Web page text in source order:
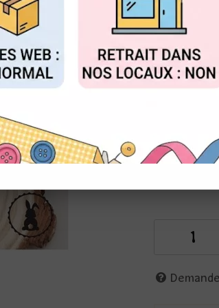
Réf. :ZB-
Zibuline
Timbre pour
S'utilise
Les
cadeau en